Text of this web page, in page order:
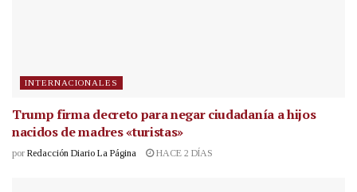
INTERNACIONALES
Trump firma decreto para negar ciudadanía a hijos
nacidos de madres «turistas»
por Redacción Diario La Página HACE 2 DÍAS